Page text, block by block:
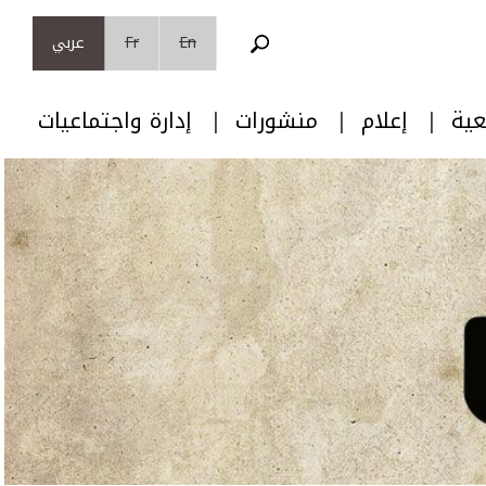
En
Fr عربي
إعلام منشورات إدارة واجتماعيات